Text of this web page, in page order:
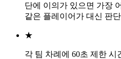
단에 이의가 있으면 가장
같은 플레이어가 대신 판단
★
각 팀 차례에 60초 제한 시